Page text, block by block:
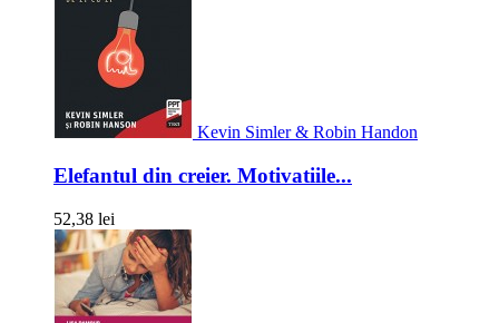
Kevin Simler & Robin Handon
Elefantul din creier. Motivatiile...
52,38 lei